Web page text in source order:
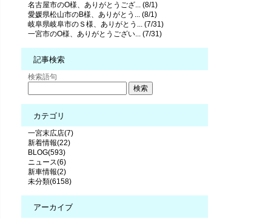
名古屋市のO様、ありがとうござ... (8/1)
愛媛県松山市のB様、ありがとう... (8/1)
岐阜県岐阜市のＳ様、ありがとう... (7/31)
一宮市のO様、ありがとうござい... (7/31)
記事検索
検索語句
カテゴリ
一宮末広店(7)
新着情報(22)
BLOG(593)
ニュース(6)
新車情報(2)
未分類(6158)
アーカイブ